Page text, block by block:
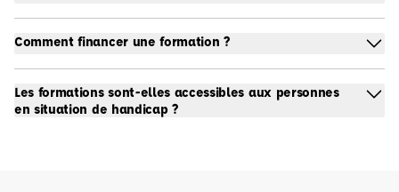
Comment financer une formation ?
Les formations sont-elles accessibles aux personnes
en situation de handicap ?